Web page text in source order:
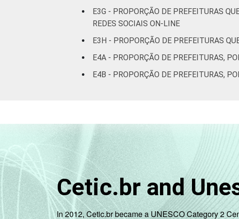
E3G - PROPORÇÃO DE PREFEITURAS
REDES SOCIAIS ON-LINE
E3H - PROPORÇÃO DE PREFEITURAS
E4A - PROPORÇÃO DE PREFEITURAS,
E4B - PROPORÇÃO DE PREFEITURAS,
Cetic.br and
In 2012, Cetic.br became a UNESCO Category 2